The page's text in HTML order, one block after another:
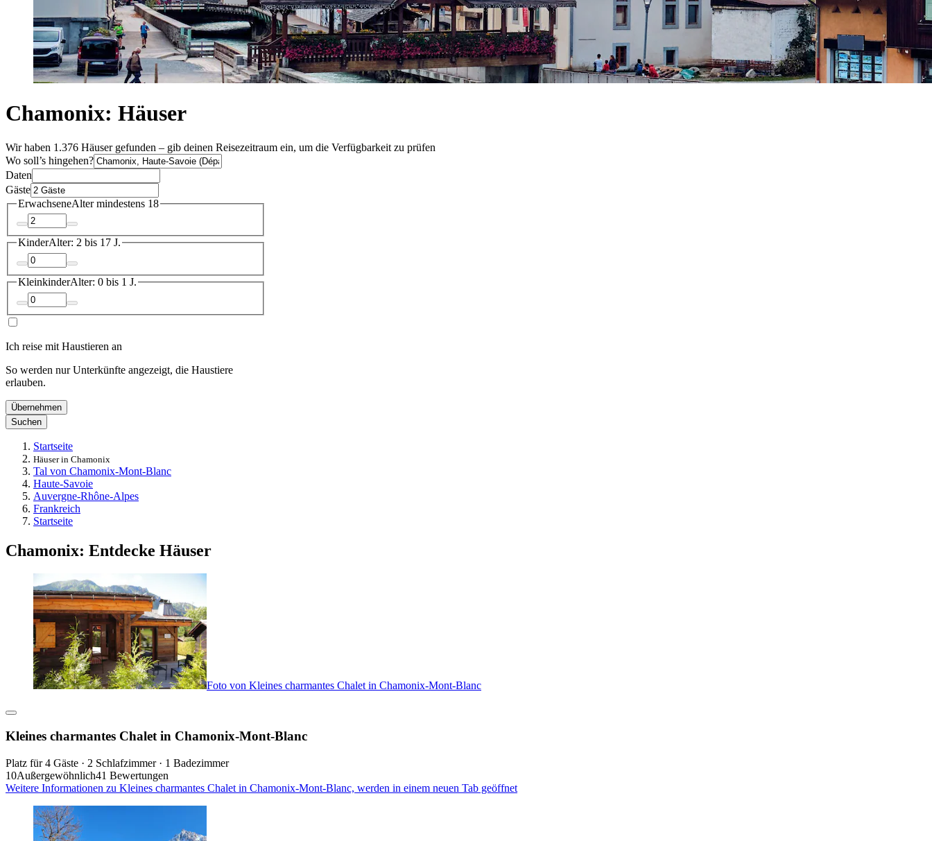
Chamonix: Häuser
Wir haben 1.376 Häuser gefunden – gib deinen Reisezeitraum ein, um die Verfügbarkeit zu prüfen
Wo soll’s hingehen?
Daten
Gäste
ErwachseneAlter mindestens 18
KinderAlter: 2 bis 17 J.
KleinkinderAlter: 0 bis 1 J.
Ich reise mit Haustieren an
So werden nur Unterkünfte angezeigt, die Haustiere
erlauben.
Übernehmen
Suchen
Startseite
Häuser in Chamonix
Tal von Chamonix-Mont-Blanc
Haute-Savoie
Auvergne-Rhône-Alpes
Frankreich
Startseite
Chamonix: Entdecke Häuser
Foto von Kleines charmantes Chalet in Chamonix-Mont-Blanc
Kleines charmantes Chalet in Chamonix-Mont-Blanc
Platz für 4 Gäste · 2 Schlafzimmer · 1 Badezimmer
10Außergewöhnlich41 Bewertungen
Weitere Informationen zu Kleines charmantes Chalet in Chamonix-Mont-Blanc, werden in einem neuen Tab geöffnet